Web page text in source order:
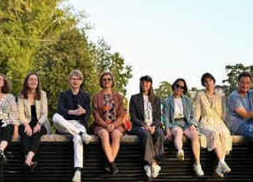
по фортам с посещением двух
туристов до 10 человек)
человек радиогид обязателен -